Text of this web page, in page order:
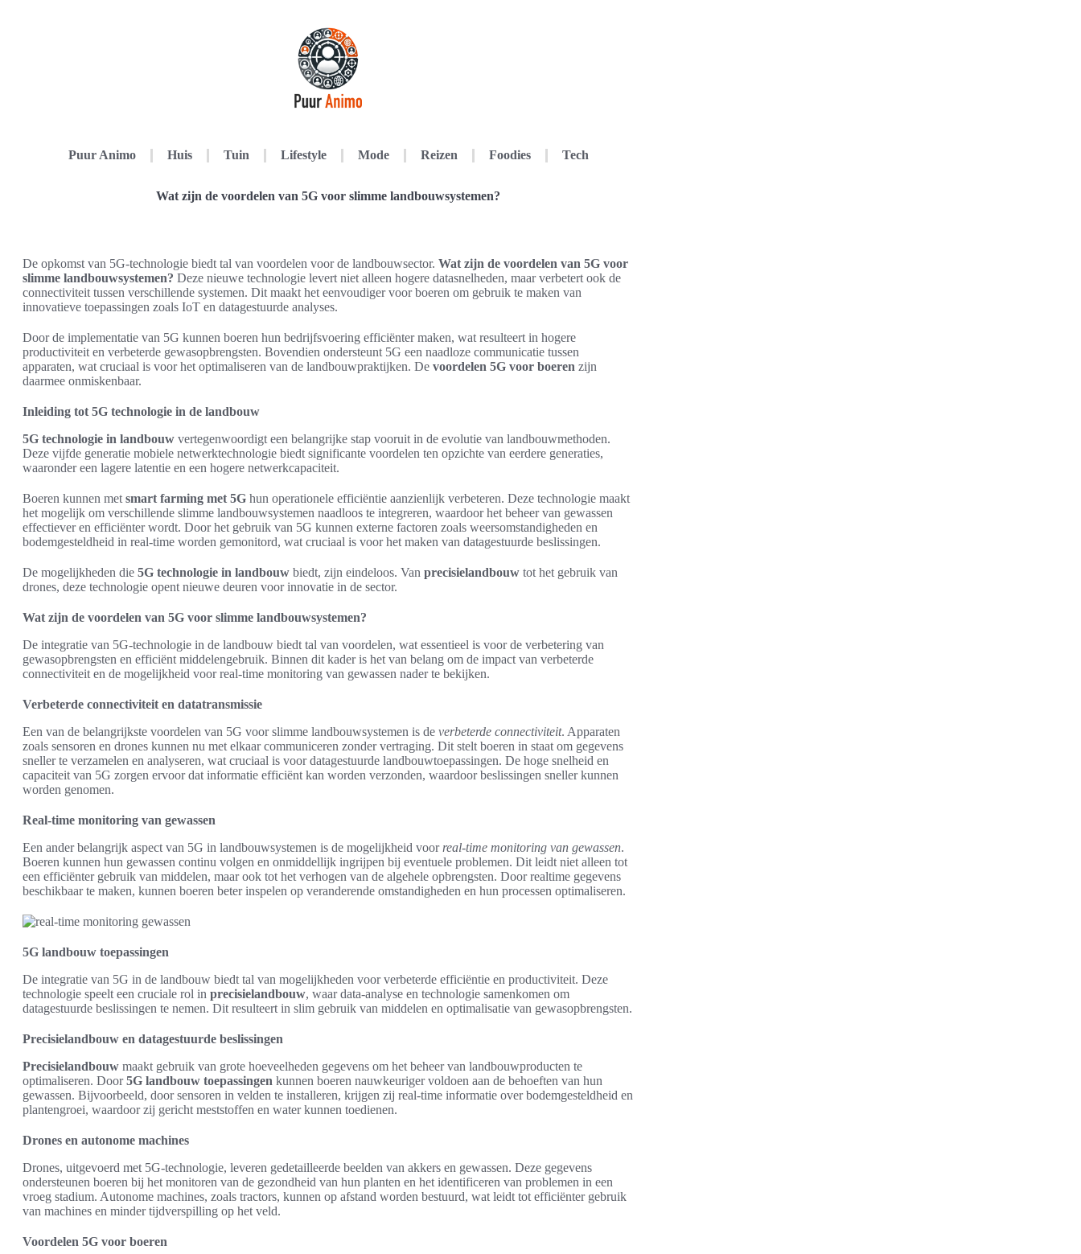
Puur Animo Huis Tuin Lifestyle Mode Reizen Foodies Tech
Wat zijn de voordelen van 5G voor slimme landbouwsystemen?
De opkomst van 5G-technologie biedt tal van voordelen voor de landbouwsector. Wat zijn de voordelen van 5G voor
slimme landbouwsystemen? Deze nieuwe technologie levert niet alleen hogere datasnelheden, maar verbetert ook de
connectiviteit tussen verschillende systemen. Dit maakt het eenvoudiger voor boeren om gebruik te maken van
innovatieve toepassingen zoals IoT en datagestuurde analyses.
Door de implementatie van 5G kunnen boeren hun bedrijfsvoering efficiënter maken, wat resulteert in hogere
productiviteit en verbeterde gewasopbrengsten. Bovendien ondersteunt 5G een naadloze communicatie tussen
apparaten, wat cruciaal is voor het optimaliseren van de landbouwpraktijken. De voordelen 5G voor boeren zijn
daarmee onmiskenbaar.
Inleiding tot 5G technologie in de landbouw
5G technologie in landbouw vertegenwoordigt een belangrijke stap vooruit in de evolutie van landbouwmethoden.
Deze vijfde generatie mobiele netwerktechnologie biedt significante voordelen ten opzichte van eerdere generaties,
waaronder een lagere latentie en een hogere netwerkcapaciteit.
Boeren kunnen met smart farming met 5G hun operationele efficiëntie aanzienlijk verbeteren. Deze technologie maakt
het mogelijk om verschillende slimme landbouwsystemen naadloos te integreren, waardoor het beheer van gewassen
effectiever en efficiënter wordt. Door het gebruik van 5G kunnen externe factoren zoals weersomstandigheden en
bodemgesteldheid in real-time worden gemonitord, wat cruciaal is voor het maken van datagestuurde beslissingen.
De mogelijkheden die 5G technologie in landbouw biedt, zijn eindeloos. Van precisielandbouw tot het gebruik van
drones, deze technologie opent nieuwe deuren voor innovatie in de sector.
Wat zijn de voordelen van 5G voor slimme landbouwsystemen?
De integratie van 5G-technologie in de landbouw biedt tal van voordelen, wat essentieel is voor de verbetering van
gewasopbrengsten en efficiënt middelengebruik. Binnen dit kader is het van belang om de impact van verbeterde
connectiviteit en de mogelijkheid voor real-time monitoring van gewassen nader te bekijken.
Verbeterde connectiviteit en datatransmissie
Een van de belangrijkste voordelen van 5G voor slimme landbouwsystemen is de verbeterde connectiviteit. Apparaten
zoals sensoren en drones kunnen nu met elkaar communiceren zonder vertraging. Dit stelt boeren in staat om gegevens
sneller te verzamelen en analyseren, wat cruciaal is voor datagestuurde landbouwtoepassingen. De hoge snelheid en
capaciteit van 5G zorgen ervoor dat informatie efficiënt kan worden verzonden, waardoor beslissingen sneller kunnen
worden genomen.
Real-time monitoring van gewassen
Een ander belangrijk aspect van 5G in landbouwsystemen is de mogelijkheid voor real-time monitoring van gewassen.
Boeren kunnen hun gewassen continu volgen en onmiddellijk ingrijpen bij eventuele problemen. Dit leidt niet alleen tot
een efficiënter gebruik van middelen, maar ook tot het verhogen van de algehele opbrengsten. Door realtime gegevens
beschikbaar te maken, kunnen boeren beter inspelen op veranderende omstandigheden en hun processen optimaliseren.
5G landbouw toepassingen
De integratie van 5G in de landbouw biedt tal van mogelijkheden voor verbeterde efficiëntie en productiviteit. Deze
technologie speelt een cruciale rol in precisielandbouw, waar data-analyse en technologie samenkomen om
datagestuurde beslissingen te nemen. Dit resulteert in slim gebruik van middelen en optimalisatie van gewasopbrengsten.
Precisielandbouw en datagestuurde beslissingen
Precisielandbouw maakt gebruik van grote hoeveelheden gegevens om het beheer van landbouwproducten te
optimaliseren. Door5G landbouw toepassingen kunnen boeren nauwkeuriger voldoen aan de behoeften van hun
gewassen. Bijvoorbeeld, door sensoren in velden te installeren, krijgen zij real-time informatie over bodemgesteldheid en
plantengroei, waardoor zij gericht meststoffen en water kunnen toedienen.
Drones en autonome machines
Drones, uitgevoerd met 5G-technologie, leveren gedetailleerde beelden van akkers en gewassen. Deze gegevens
ondersteunen boeren bij het monitoren van de gezondheid van hun planten en het identificeren van problemen in een
vroeg stadium. Autonome machines, zoals tractors, kunnen op afstand worden bestuurd, wat leidt tot efficiënter gebruik
van machines en minder tijdverspilling op het veld.
Voordelen 5G voor boeren